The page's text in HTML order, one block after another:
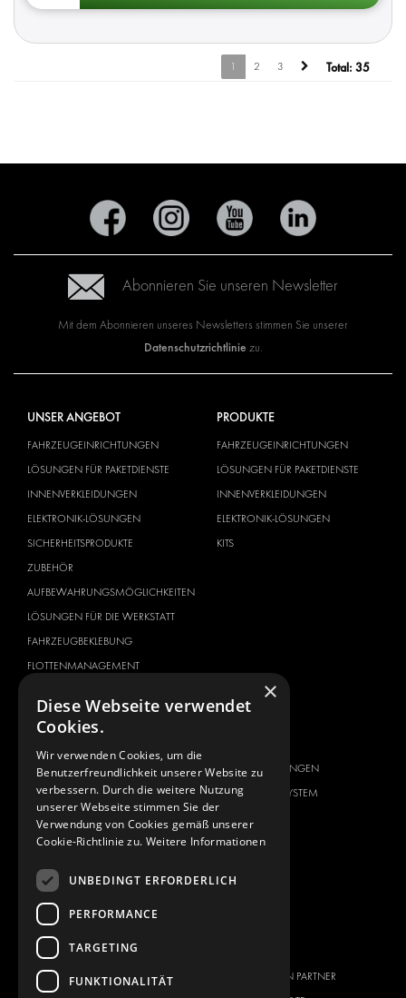
1 2 3 Total: 35
Abonnieren Sie unseren Newsletter
Mit dem Abonnieren unseres Newsletters stimmen Sie unserer
Datenschutzrichtlinie zu.
UNSER ANGEBOT
FAHRZEUGEINRICHTUNGEN
LÖSUNGEN FÜR PAKETDIENSTE
INNENVERKLEIDUNGEN
ELEKTRONIK-LÖSUNGEN
SICHERHEITSPRODUKTE
ZUBEHÖR
AUFBEWAHRUNGSMÖGLICHKEITEN
LÖSUNGEN FÜR DIE WERKSTATT
FAHRZEUGBEKLEBUNG
FLOTTENMANAGEMENT
PRODUKTE
FAHRZEUGEINRICHTUNGEN
LÖSUNGEN FÜR PAKETDIENSTE
INNENVERKLEIDUNGEN
ELEKTRONIK-LÖSUNGEN
KITS
FAHRZEUGHERSTELLER
CITROËN
DACIA
FORD
IVECO
MAXUS
MERCEDES
NISSAN
KOMPLETTLÖSUNGEN
ÜBER MODUL-SYSTEM
NEUIGKEITEN
KONTAKT
WERDEN SIE EIN PARTNER
×
Diese Webseite verwendet
Cookies.
Wir verwenden Cookies, um die
Benutzerfreundlichkeit unserer Website zu
verbessern. Durch die weitere Nutzung
unserer Webseite stimmen Sie der
Verwendung von Cookies gemäß unserer
Cookie-Richtlinie zu. Weitere Informationen
UNBEDINGT ERFORDERLICH
PERFORMANCE
TARGETING
FUNKTIONALITÄT